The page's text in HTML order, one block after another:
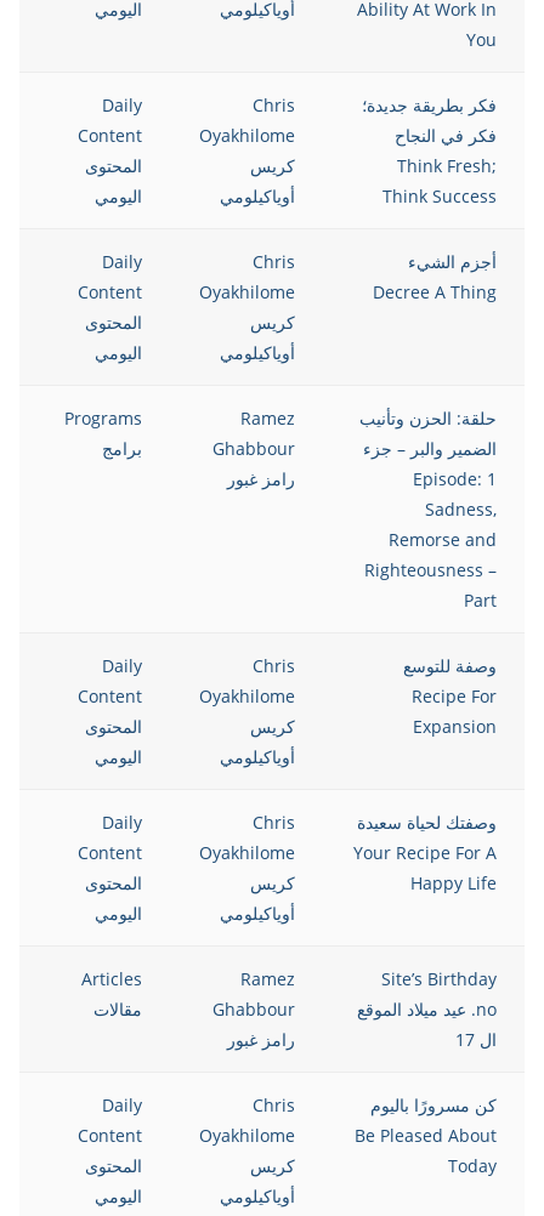
Ability At Work In
You
أوياكيلومي اليومي
فكر بطريقة جديدة؛
فكر في النجاح
Think Fresh;
Think Success
Chris
Oyakhilome
كريس
أوياكيلومي
Daily
Content
المحتوى
اليومي
أجزم الشيء
Decree A Thing
Chris
Oyakhilome
كريس
أوياكيلومي
Daily
Content
المحتوى
اليومي
حلقة: الحزن وتأنيب
الضمير والبر – جزء
1 Episode:
Sadness,
Remorse and
Righteousness –
Part
Ramez
Ghabbour
رامز غبور
Programs
برامج
وصفة للتوسع
Recipe For
Expansion
Chris
Oyakhilome
كريس
أوياكيلومي
Daily
Content
المحتوى
اليومي
وصفتك لحياة سعيدة
Your Recipe For A
Happy Life
Chris
Oyakhilome
كريس
أوياكيلومي
Daily
Content
المحتوى
اليومي
Site’s Birthday
no. عيد ميلاد الموقع
ال 17
Ramez
Ghabbour
رامز غبور
Articles
مقالات
كن مسرورًا باليوم
Be Pleased About
Today
Chris
Oyakhilome
كريس
أوياكيلومي
Daily
Content
المحتوى
اليومي